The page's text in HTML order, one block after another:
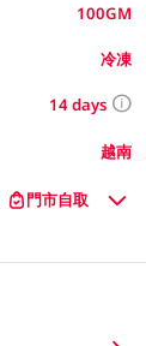
100GM
冷凍
14 days
越南
門市自取